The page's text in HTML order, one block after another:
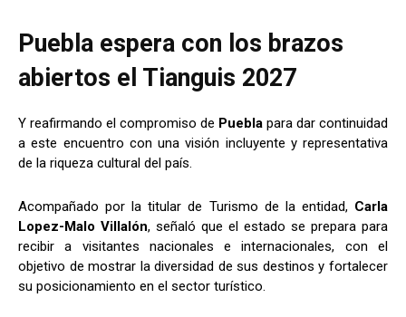
Puebla espera con los brazos
abiertos el Tianguis 2027
Y reafirmando el compromiso de Puebla para dar continuidad
a este encuentro con una visión incluyente y representativa
de la riqueza cultural del país.
Acompañado por la titular de Turismo de la entidad, Carla
Lopez-Malo Villalón, señaló que el estado se prepara para
recibir a visitantes nacionales e internacionales, con el
objetivo de mostrar la diversidad de sus destinos y fortalecer
su posicionamiento en el sector turístico.